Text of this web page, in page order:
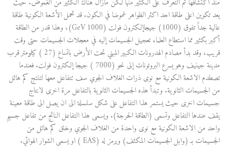
يعد تكوين اعلى طاقة احد اكثر الظواهر غموضا في الكون. قد تحمل الأشعة الكونية طاقة
عالية جداً تفوق (1000) جيجاإلكترون فولت (1000 GeV)، وهذا قدر من الطاقة
أكبر بكثير مما استطاع العلماء تعجيل الجسيمات إليه في معجلات الجسيمات حتى وقت
قريب، وقد بدأ مصادم الهدرونات الكبير المبني تحت الأرض باتساع (27 ) كيلومتر قرب
مدينة جينيف وهو يسرع البروتونات إلى نحو (7000 ) جيجا إلكترون فولت. فعندما
تصطدم الاشعة الكونية مع نوى ذرات الغلاف الجوي سف تتفاعل معها لتنتج كم هائل
من الجسيمات الثانوية. وتبدأ هذه الجسيمات الثانوية بالتفاعل مرة اخرى لانتاج
جسيمات اخرى حيث يستمر هذا التفاعل على شكل سلسلة الى ان يصل الى طاقة معينة
يقف عندها التفاعل وتسمى (الطاقة الحرجة). ويسمى هذا التفاعل الناتج من تفاعل جسيم
واحد من الاشعة الكونية مع نوى واحدة من الغلاف الجوي وخلق كم هائل من
الجسيمات بـ (وابل الجسيمات المكثف) ويرمز له (EAS ) او يسمى الشوار الهوائي.